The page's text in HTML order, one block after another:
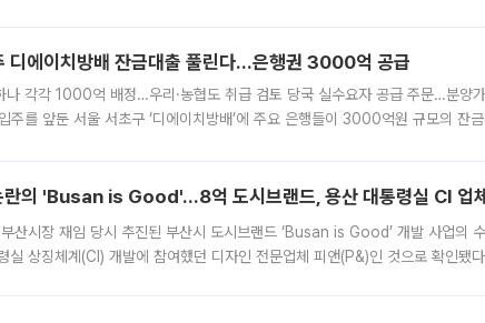
디에이치방배 잔금대출 풀린다…은행권 3000억 공급
나 각각 1000억 배정…우리·농협도 취급 검토 당국 실수요자 공급 주문…분양
주를 앞둔 서울 서초구 ‘디에이치방배’에 주요 은행들이 3000억원 규모의 잔
란의 'Busan is Good'…8억 도시브랜드, 용산 대통령실 CI 업
산시장 재임 당시 추진된 부산시 도시브랜드 ‘Busan is Good’ 개발 사업의
실 상징체계(CI) 개발에 참여했던 디자인 전문업체 피앤(P&)인 것으로 확인됐